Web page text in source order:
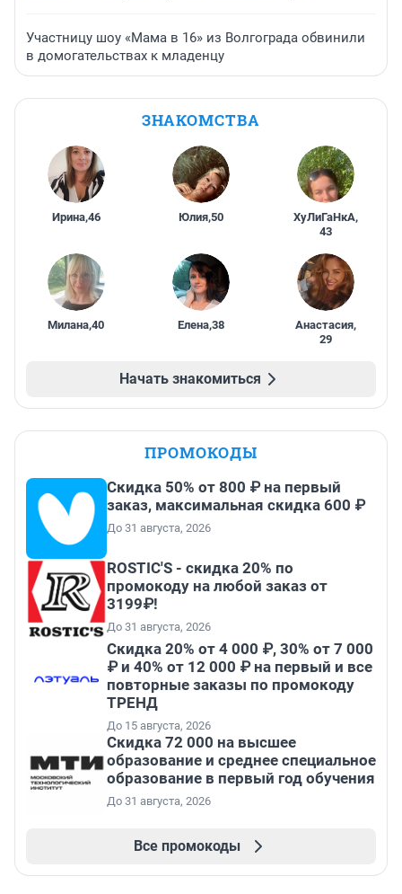
Участницу шоу «Мама в 16» из Волгограда обвинили
в домогательствах к младенцу
ЗНАКОМСТВА
Ирина,46 Юлия,50 ХуЛиГаНкА,
43
Милана,40 Елена,38 Анастасия,
29
Начать знакомиться
ПРОМОКОДЫ
Скидка 50% от 800 ₽ на первый
заказ, максимальная скидка 600 ₽
До 31 августа, 2026
ROSTIC'S - скидка 20% по
промокоду на любой заказ от
3199₽!
До 31 августа, 2026
Скидка 20% от 4 000 ₽, 30% от 7 000
₽ и 40% от 12 000 ₽ на первый и все
повторные заказы по промокоду
ТРЕНД
До 15 августа, 2026
Скидка 72 000 на высшее
образование и среднее специальное
образование в первый год обучения
До 31 августа, 2026
Все промокоды